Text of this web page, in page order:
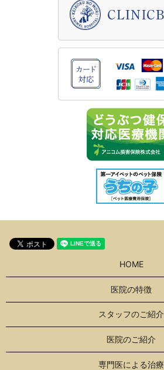
HOME
医院の特徴
スタッフのご紹介
医院のご紹介
専門医による治療